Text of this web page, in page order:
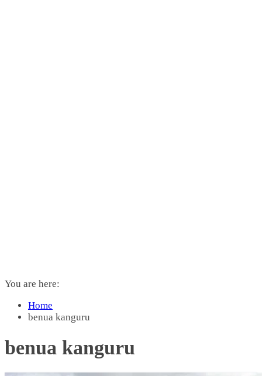
You are here:
Home
benua kanguru
benua kanguru